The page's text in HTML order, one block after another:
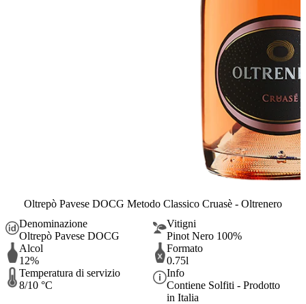
Oltrepò Pavese DOCG Metodo Classico Cruasè - Oltrenero
Denominazione
Oltrepò Pavese DOCG
Vitigni
Pinot Nero 100%
Alcol
12%
Formato
0.75l
Temperatura di servizio
8/10 °C
Info
Contiene Solfiti - Prodotto
in Italia